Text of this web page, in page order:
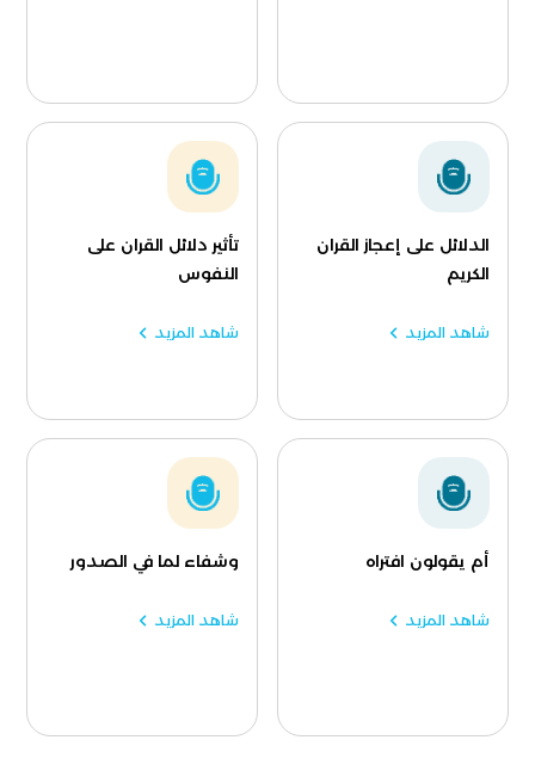
الدلائل على إعجاز القران
الكريم
شاهد المزيد
تأثير دلائل القران على
النفوس
شاهد المزيد
أم يقولون افتراه
شاهد المزيد
وشفاء لما في الصدور
شاهد المزيد